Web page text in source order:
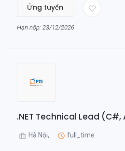
Ứng tuyển
Hạn nộp: 23/12/2026
.NET Technical Lead (C#,
Hà Nội, full_time